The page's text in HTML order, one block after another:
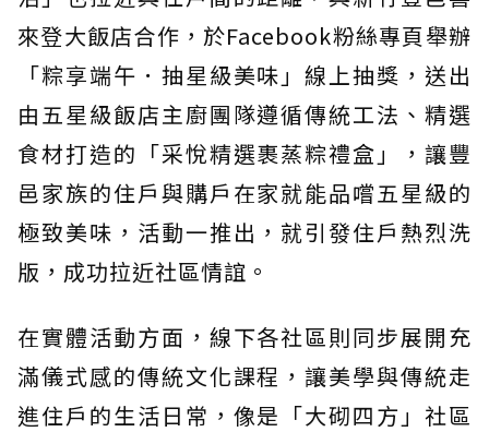
來登大飯店合作，於Facebook粉絲專頁舉辦
「粽享端午．抽星級美味」線上抽獎，送出
由五星級飯店主廚團隊遵循傳統工法、精選
食材打造的「采悅精選裹蒸粽禮盒」，讓豐
邑家族的住戶與購戶在家就能品嚐五星級的
極致美味，活動一推出，就引發住戶熱烈洗
版，成功拉近社區情誼。
在實體活動方面，線下各社區則同步展開充
滿儀式感的傳統文化課程，讓美學與傳統走
進住戶的生活日常，像是「大砌四方」社區